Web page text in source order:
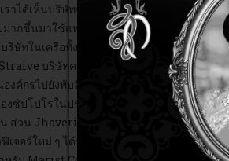
ราได้เห็นบริษัทจำนวนมากให้ความสำคัญกับ
ากขึ้นมาใช้แทนพับลิคคลาวด์ และดาต้าเบสที่
ริษัทในเครือทั้งหมดดำเนินการได้อย่างราบรื่
Straive บริษัทคอนเทนต์เทคโนโลยีในสิงคโป
งค์กรไปยังพับลิคคลาวด์ของ AWS ทำได้อย่า
องซัปโปโรในประเทศญี่ปุ่นสามารถลดความซั
น ส่วน Jhaveri Securities ในประเทศอินเ
ฟีเจอร์ใหม่ ๆ ได้รวดเร็วขึ้นกว่าเคย โปรแก